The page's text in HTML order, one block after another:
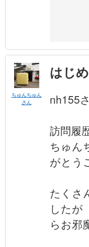
ちゅんちゅん
さん
はじ
nh155
訪問履
ちゅん
がとう
たくさ
したが
らお邪